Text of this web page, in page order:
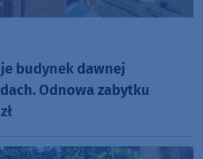
budynek dawnej
Odnowa zabytku